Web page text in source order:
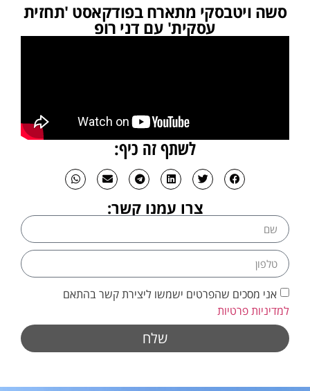
סשה ויטבסקי מתארח בפודקאסט 'תחזית
עסקית' עם דני רופ
לשתף זה כיף:
צרו עמנו קשר:
אני מסכים שהפרטים ישמשו ליצירת קשר בהתאם
למדיניות פרטיות
שלח